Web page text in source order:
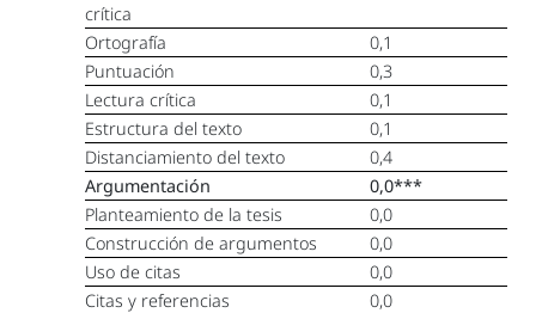
crítica
Ortografía
0,1
Puntuación
0,3
Lectura crítica
0,1
Estructura del texto
0,1
Distanciamiento del texto
0,4
Argumentación
0,0***
Planteamiento de la tesis
0,0
Construcción de argumentos
0,0
Uso de citas
0,0
Citas y referencias
0,0